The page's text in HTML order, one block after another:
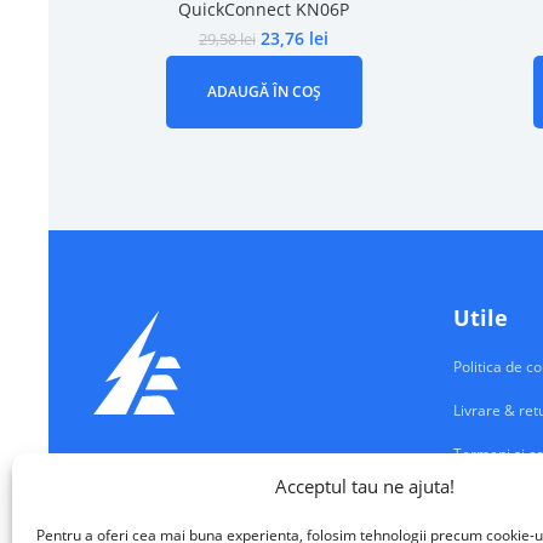
Acceptul tau ne ajuta!
Pentru a oferi cea mai buna experienta, folosim tehnologii precum cookie-
QuickConnect KN06P
29,58lei 23,76 lei
ADAUGĂ ÎN COȘ
Echipamente Electrice
Utile
Politica de
Livrare &
Termeni si
Contul meu